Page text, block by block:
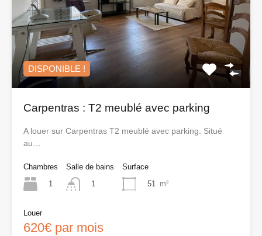
DISPONIBLE !
Carpentras : T2 meublé avec parking
A louer sur Carpentras T2 meublé avec parking. Situé
au…
Chambres
1
Salle de bains
1
Surface
51
m²
Louer
620€ par mois